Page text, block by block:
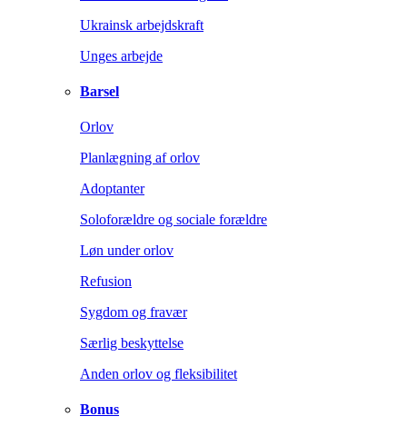
Ukrainsk arbejdskraft
Unges arbejde
Barsel
Orlov
Planlægning af orlov
Adoptanter
Soloforældre og sociale forældre
Løn under orlov
Refusion
Sygdom og fravær
Særlig beskyttelse
Anden orlov og fleksibilitet
Bonus